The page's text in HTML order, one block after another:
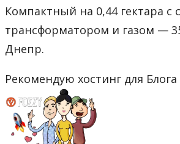
Компактный на 0,44 гектара с
трансформатором и газом —
Днепр.
Рекомендую хостинг для Блога